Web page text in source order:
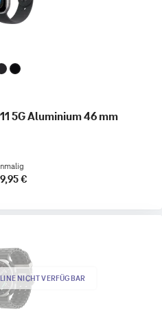
5G Aluminium 46 mm
€
NICHT VERFÜGBAR